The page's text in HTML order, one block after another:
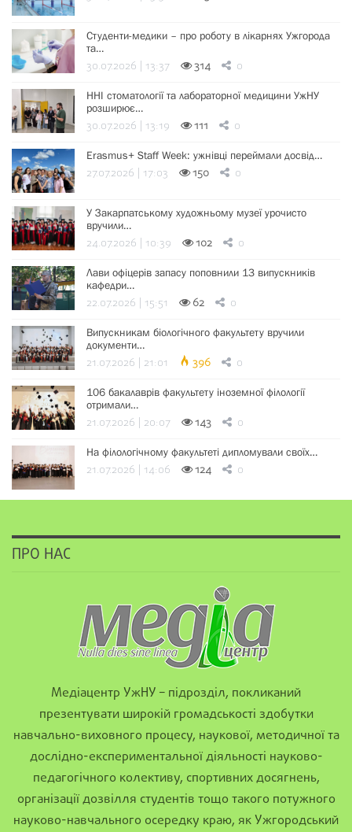
Студенти-медики – про роботу в лікарнях Ужгорода
та…
30.07.2026 | 13:37 314 0
ННІ стоматології та лабораторної медицини УжНУ
розширює…
30.07.2026 | 13:19 111 0
Erasmus+ Staff Week: ужнівці переймали досвід…
27.07.2026 | 17:03 150 0
У Закарпатському художньому музеї урочисто
вручили…
24.07.2026 | 10:39 102 0
Лави офіцерів запасу поповнили 13 випускників
кафедри…
22.07.2026 | 15:51 62 0
Випускникам біологічного факультету вручили
документи…
21.07.2026 | 21:01 396 0
106 бакалаврів факультету іноземної філології
отримали…
21.07.2026 | 20:07 143 0
На філологічному факультеті дипломували своїх…
21.07.2026 | 14:06 124 0
ПРО НАС
Медіацентр УжНУ – підрозділ, покликаний
презентувати широкій громадськості здобутки
навчально-виховного процесу, наукової, методичної та
дослідно-експериментальної діяльності науково-
педагогічного колективу, спортивних досягнень,
організації дозвілля студентів тощо такого потужного
науково-навчального осередку краю, як Ужгородський